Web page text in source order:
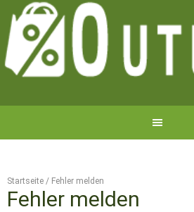
Startseite / Fehler melden
Fehler melden